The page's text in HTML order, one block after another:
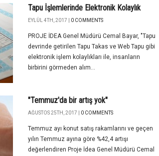
Tapu İşlemlerinde Elektronik Kolaylık
EYLÜL 4TH, 2017 | 0 COMMENTS
PROJE İDEA Genel Müdürü Cemal Bayar, "Tapu
devrinde getirilen Tapu Takas ve Web Tapu gibi
elektronik işlem kolaylıkları ile, insanların
birbirini görmeden alım...
"Temmuz'da bir artış yok"
AĞUSTOS 25TH, 2017 | 0 COMMENTS
Temmuz ayı konut satış rakamlarını ve geçen
yılın Temmuz ayına göre %42,4 artışı
değerlendiren Proje İdea Genel Müdürü Cemal